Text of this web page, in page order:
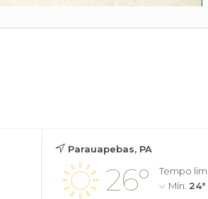
Parauapebas, PA
26°
Tempo
Mín. 24°